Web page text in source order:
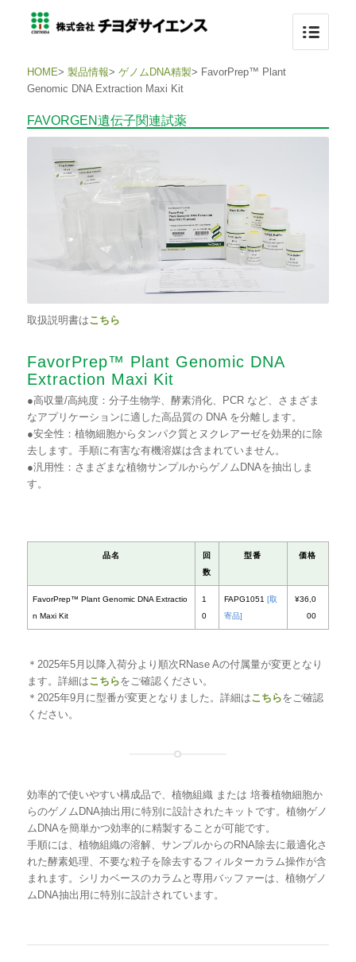
HOME> 製品情報> ゲノムDNA精製> FavorPrep™ Plant
Genomic DNA Extraction Maxi Kit
FAVORGEN遺伝子関連試薬
取扱説明書はこちら
FavorPrep™ Plant Genomic DNA
Extraction Maxi Kit
●高収量/高純度：分子生物学、酵素消化、PCR など、さまざま
なアプリケーションに適した高品質の DNA を分離します。
●安全性：植物細胞からタンパク質とヌクレアーゼを効果的に除
去します。手順に有害な有機溶媒は含まれていません。
●汎用性：さまざまな植物サンプルからゲノムDNAを抽出しま
す。
FavorPrep™ Plant Genomic DNA Extractio
n Maxi Kit
1
0
FAPG1051
＊2025年5月以降入荷分より順次RNase Aの付属量が変更となり
ます。詳細はこちらをご確認ください。
＊2025年9月に型番が変更となりました。詳細はこちらをご確認
ください。
効率的で使いやすい構成品で、植物組織 または 培養植物細胞か
らのゲノムDNA抽出用に特別に設計されたキットです。植物ゲノ
ムDNAを簡単かつ効率的に精製することが可能です。
手順には、植物組織の溶解、サンプルからのRNA除去に最適化さ
れた酵素処理、不要な粒子を除去するフィルターカラム操作が含
まれます。シリカベースのカラムと専用バッファーは、植物ゲノ
ムDNA抽出用に特別に設計されています。